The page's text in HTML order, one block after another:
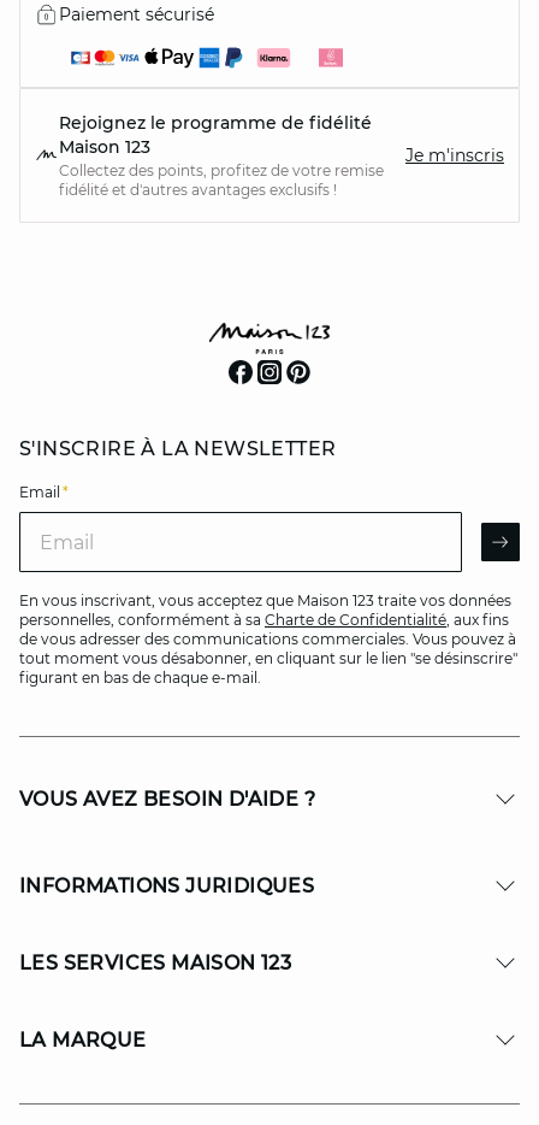
Paiement sécurisé
Rejoignez le programme de fidélité
Maison 123
Collectez des points, profitez de votre remise
fidélité et d'autres avantages exclusifs !
Je m'inscris
S'INSCRIRE À LA NEWSLETTER
Email *
En vous inscrivant, vous acceptez que Maison 123 traite vos données
personnelles, conformément à sa Charte de Confidentialité, aux fins
de vous adresser des communications commerciales. Vous pouvez à
tout moment vous désabonner, en cliquant sur le lien "se désinscrire"
figurant en bas de chaque e-mail.
VOUS AVEZ BESOIN D'AIDE ?
INFORMATIONS JURIDIQUES
LES SERVICES MAISON 123
LA MARQUE